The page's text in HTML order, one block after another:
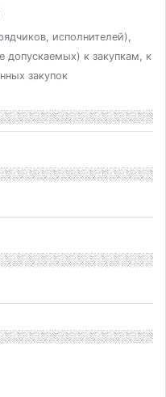
исполнителей),
допускаемых) к закупкам, к
закупок